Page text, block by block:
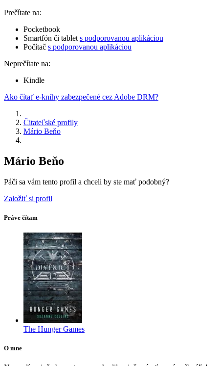
Prečítate na:
Pocketbook
Smartfón či tablet s podporovanou aplikáciou
Počítač s podporovanou aplikáciou
Neprečítate na:
Kindle
Ako čítať e-knihy zabezpečené cez Adobe DRM?
Čitateľské profily
Mário Beňo
Mário Beňo
Páči sa vám tento profil a chceli by ste mať podobný?
Založiť si profil
Práve čítam
The Hunger Games
O mne